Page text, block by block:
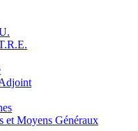
et Moyens Généraux